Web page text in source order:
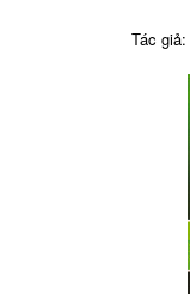
Tác giả: